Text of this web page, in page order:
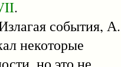
.
события, А.
некоторые